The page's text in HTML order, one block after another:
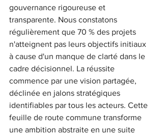
gouvernance rigoureuse et
transparente. Nous constatons
régulièrement que 70 % des projets
n'atteignent pas leurs objectifs initiaux
à cause d'un manque de clarté dans le
cadre décisionnel. La réussite
commence par une vision partagée,
déclinée en jalons stratégiques
identifiables par tous les acteurs. Cette
feuille de route commune transforme
une ambition abstraite en une suite